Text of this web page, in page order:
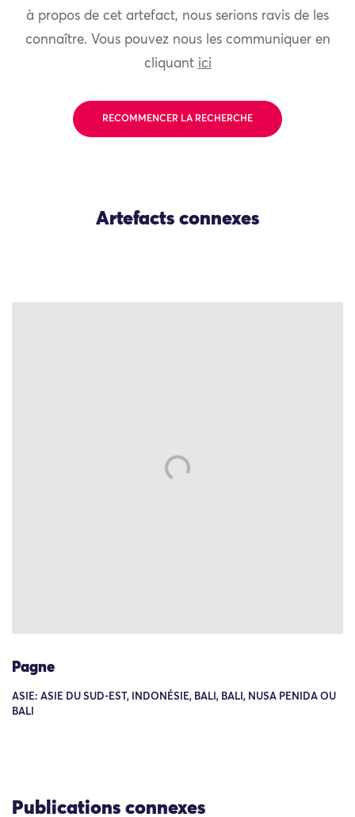
à propos de cet artefact, nous serions ravis de les
connaître. Vous pouvez nous les communiquer en
cliquant ici
RECOMMENCER LA RECHERCHE
Artefacts connexes
Pagne
ASIE: ASIE DU SUD-EST, INDONÉSIE, BALI, BALI, NUSA PENIDA OU
BALI
Publications connexes